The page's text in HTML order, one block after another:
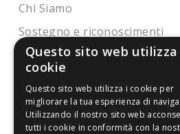
Chi Siamo
Sostegno e riconoscimenti
Servizio clienti
FAQ
Riferimenti da controllare
Questo sito web utilizza
cookie
Questo sito web utilizza i cookie per
migliorare la tua esperienza di
Utilizzando il nostro sito web
tutti i cookie in conformità con la